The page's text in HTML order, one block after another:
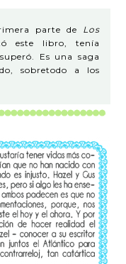
parte de Los
este libro, tenía
Es una saga
sobretodo a los